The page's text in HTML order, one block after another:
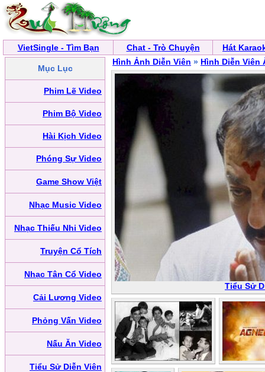
VietSingle - Tìm Bạn Chat - Trò Chuyện Hát
Mục Lục
Phim Lẽ Video
Phim Bộ Video
Hài Kịch Video
Phóng Sự Video
Game Show Việt
Nhạc Music Video
Nhạc Thiếu Nhi Video
Truyện Cổ Tích
Nhạc Tân Cổ Video
Cải Lương Video
Phỏng Vấn Video
Nấu Ăn Video
Tiểu Sử Diễn Viên
Hình Ảnh Diễn Viên » Hình Diễn Viên
Tiểu Sử